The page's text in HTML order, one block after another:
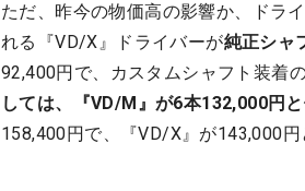
ただ、昨今の物価高の影響か、ドラ
れる『VD/X』ドライバーが純正シャ
92,400円で、カスタムシャフト装着
しては、『VD/M』が6本132,000円
158,400円で、『VD/X』が143,000円